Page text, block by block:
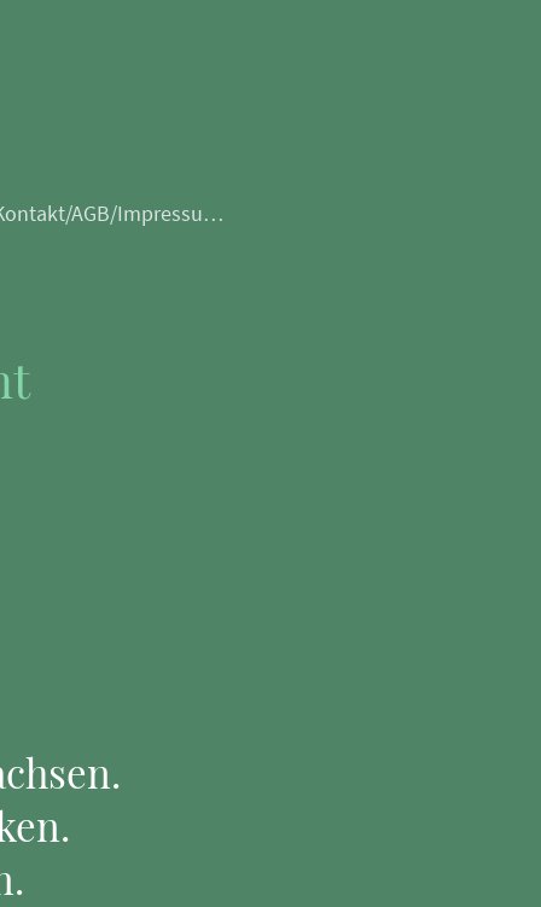
Kontakt/AGB/Impressum/Datenschutz